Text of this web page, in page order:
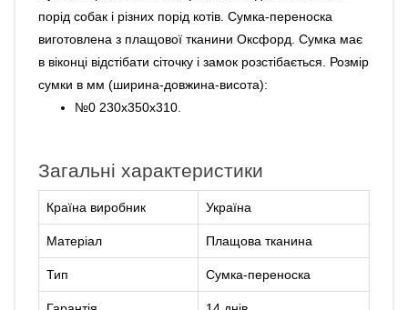
порід собак і різних порід котів. Сумка-переноска
виготовлена ​​з плащової тканини Оксфорд. Сумка має
в віконці відстібати сіточку і замок розстібається. Розмір
сумки в мм (ширина-довжина-висота):
№0 230х350х310.
Загальні характеристики
Країна виробник Україна
Матеріал Плащова тканина
Тип Сумка-переноска